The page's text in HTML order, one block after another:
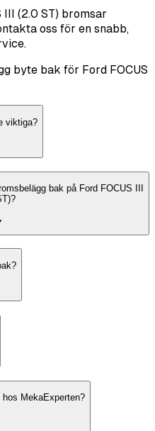
III (2.0 ST) bromsar
oss för en snabb,
byte bak för Ford FOCUS
viktiga?
bak på Ford FOCUS III
MekaExperten?